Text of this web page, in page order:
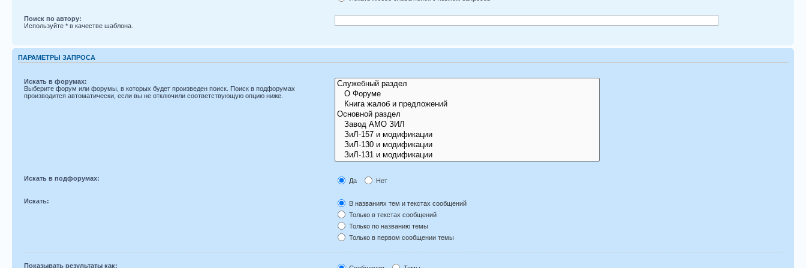
Поиск по автору:
Используйте * в качестве шаблона.
ПАРАМЕТРЫ ЗАПРОСА
Искать в форумах:
Выберите форум или форумы, в которых будет произведен поиск. Поиск в подфорумах
производится автоматически, если вы не отключили соответствующую опцию ниже.
Искать в подфорумах: Да Нет
Искать:
В названиях тем и текстах сообщений
Только в текстах сообщений
Только по названию темы
Только в первом сообщении темы
Показывать результаты как: